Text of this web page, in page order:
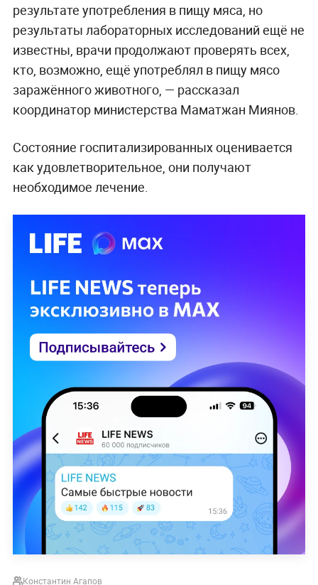
результате употребления в пищу мяса, но
результаты лабораторных исследований ещё не
известны, врачи продолжают проверять всех,
кто, возможно, ещё употреблял в пищу мясо
заражённого животного, — рассказал
координатор министерства Маматжан Миянов.
Состояние госпитализированных оценивается
как удовлетворительное, они получают
необходимое лечение.
Константин Агапов